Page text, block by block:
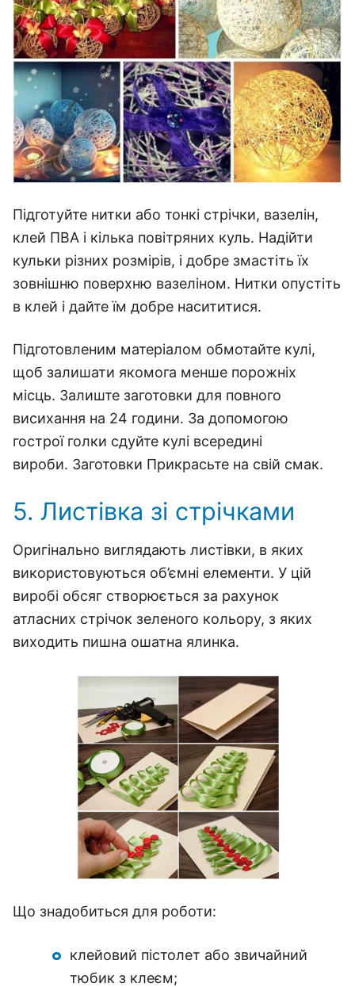
Підготуйте нитки або тонкі стрічки, вазелін,
клей ПВА і кілька повітряних куль. Надійти
кульки різних розмірів, і добре змастіть їх
зовнішню поверхню вазеліном. Нитки опустіть
в клей і дайте їм добре насититися.
Підготовленим матеріалом обмотайте кулі,
щоб залишати якомога менше порожніх
місць. Залиште заготовки для повного
висихання на 24 години. За допомогою
гострої голки сдуйте кулі всередині
вироби. Заготовки Прикрасьте на свій смак.
5. Листівка зі стрічками
Оригінально виглядають листівки, в яких
використовуються об’ємні елементи. У цій
виробі обсяг створюється за рахунок
атласних стрічок зеленого кольору, з яких
виходить пишна ошатна ялинка.
Що знадобиться для роботи:
клейовий пістолет або звичайний
тюбик з клеєм;